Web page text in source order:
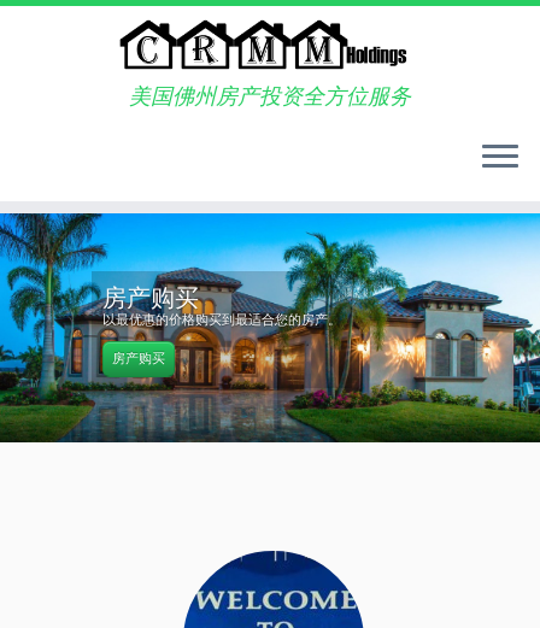
Skip
to
content
美国佛州房产投资全方位服务
房产购买
以最优惠的价格购买到最适合您的房产。
房产购买